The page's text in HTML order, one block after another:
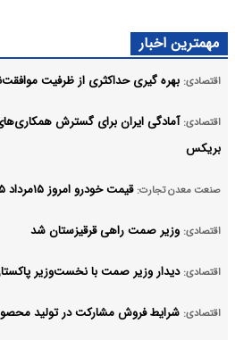
ظرفیت موافقت‌نامه تجارت آزاد ایران و روسیه
گسترش همکاری‌های صنعتی پروژه‌محور با اعضای
۱۴۰۵ در بازار مشخص شد
شد
نخست‌وزیر پاکستان
در تولید محصول سایپا از هفته آینده اعلام شد